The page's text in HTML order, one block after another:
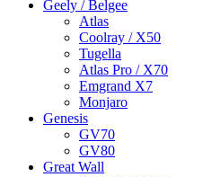
Geely / Belgee
Atlas
Coolray / X50
Tugella
Atlas Pro / X70
Emgrand X7
Monjaro
Genesis
GV70
GV80
Great Wall